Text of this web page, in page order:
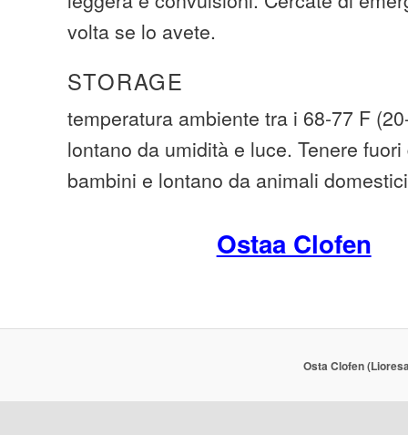
volta se lo avete.
STORAGE
temperatura ambiente tra i 68-77 F
lontano da umidità e luce. Tenere
bambini e lontano da animali
Ostaa Clofen
Osta Clofen